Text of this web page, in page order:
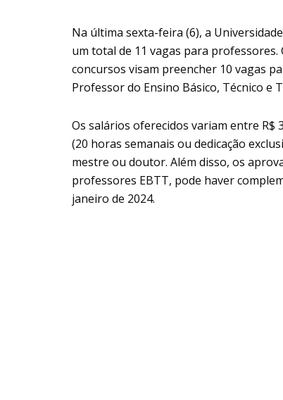
Na última sexta-feira (6), a
um total de 11 vagas para
concursos visam preencher 10 vagas
Professor do Ensino Básico, Técnico e
Os salários oferecidos variam entre R$
(20 horas semanais ou dedicação
mestre ou doutor. Além disso, os
professores EBTT, pode haver
janeiro de 2024.